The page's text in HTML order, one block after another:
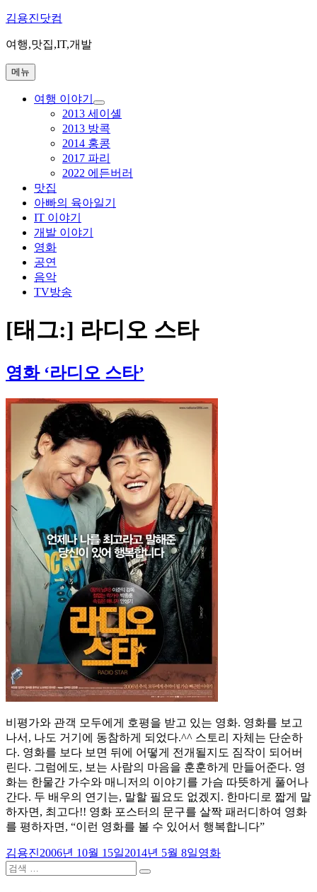
콘
츠
로
바
김용진닷컴
여행,맛집,IT,개발
메뉴
여행 이야기
하
위
메
뉴
확
장
2013 세이셸
2013 방콕
2014 홍콩
2017 파리
2022 에든버러
맛집
아빠의 육아일기
IT 이야기
개발 이야기
영화
공연
음악
TV방송
[태그:] 라디오 스타
영화 ‘라디오 스타’
비평가와 관객 모두에게 호평을 받고 있는 영화. 영화를 보고
나서, 나도 거기에 동참하게 되었다.^^ 스토리 자체는 단순하
다. 영화를 보다 보면 뒤에 어떻게 전개될지도 짐작이 되어버
린다. 그럼에도, 보는 사람의 마음을 훈훈하게 만들어준다. 영
화는 한물간 가수와 매니저의 이야기를 가슴 따뜻하게 풀어나
간다. 두 배우의 연기는, 말할 필요도 없겠지. 한마디로 짧게 말
하자면, 최고다!! 영화 포스터의 문구를 살짝 패러디하여 영화
를 평하자면, “이런 영화를 볼 수 있어서 행복합니다”
글
쓴
김용진작
2006년 10월 15일2014년 5월 8일카
영화
검
검